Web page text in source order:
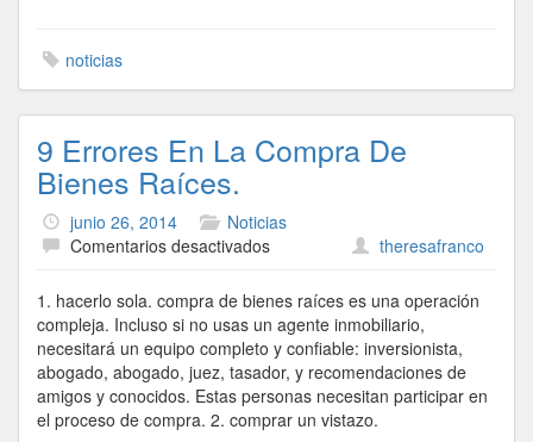
noticias
9 Errores En La Compra De
Bienes Raíces.
junio 26, 2014
Noticias
Comentarios desactivadosen
Errores
En
La
Compra
De
Bienes
theresafranco
1. hacerlo sola. compra de bienes raíces es una operación
compleja. Incluso si no usas un agente inmobiliario,
necesitará un equipo completo y confiable: inversionista,
abogado, abogado, juez, tasador, y recomendaciones de
amigos y conocidos. Estas personas necesitan participar en
el proceso de compra. 2. comprar un vistazo.